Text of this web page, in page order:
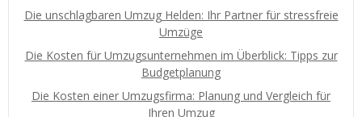
Die unschlagbaren Umzug Helden: Ihr Partner für stressfreie
Umzüge
Die Kosten für Umzugsunternehmen im Überblick: Tipps zur
Budgetplanung
Die Kosten einer Umzugsfirma: Planung und Vergleich für
Ihren Umzug